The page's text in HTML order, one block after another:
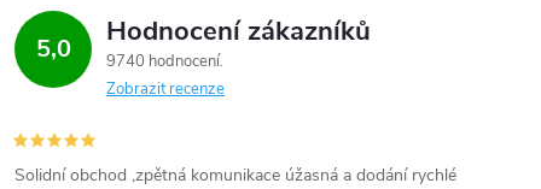
5,0 Hodnocení zákazníků
9740 hodnocení
Zobrazit recenze
Solidní obchod ,zpětná komunikace úžasná a dodání rychlé